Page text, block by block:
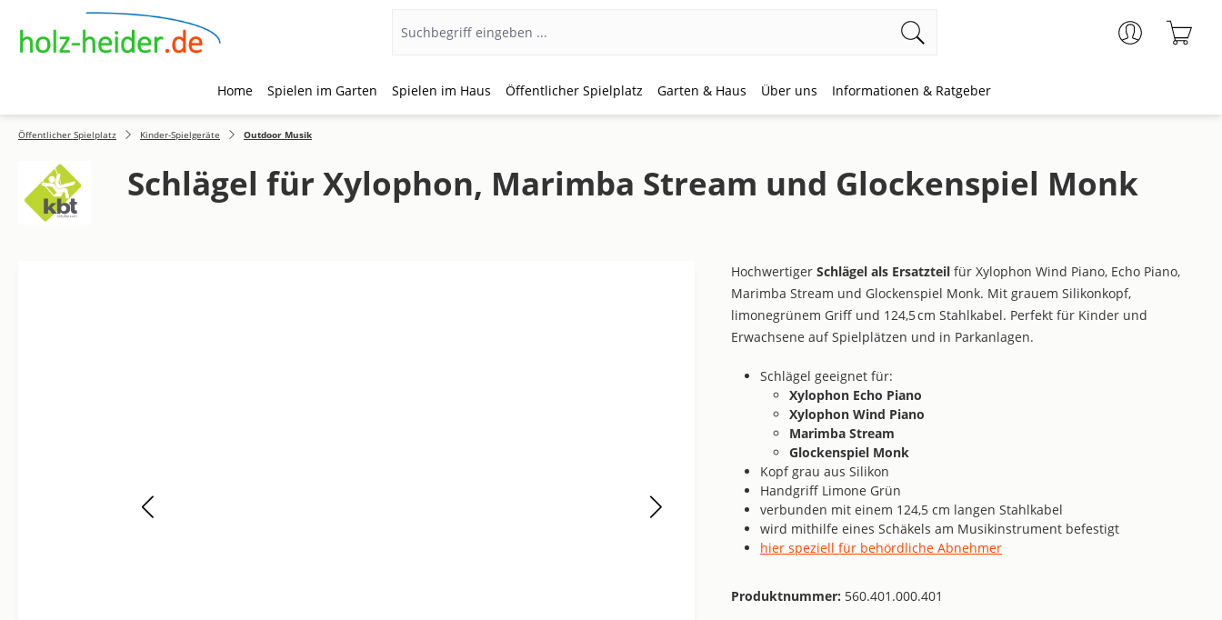
Hauptinhalt springen
Zur Suche springen
Zur Hauptnavigation springen
Home Spielen im Garten Spielen im Haus Öffentlicher Spielplatz Garten & Haus Über uns Informationen & Ratgeber
Öffentlicher Spielplatz Kinder-Spielgeräte Outdoor Musik
Schlägel für Xylophon, Marimba Stream und Glockenspiel Monk
Hochwertiger Schlägel als Ersatzteil für Xylophon Wind Piano, Echo Piano,
Marimba Stream und Glockenspiel Monk. Mit grauem Silikonkopf,
limonegrünem Griff und 124,5 cm Stahlkabel. Perfekt für Kinder und
Erwachsene auf Spielplätzen und in Parkanlagen.
Schlägel geeignet für:
Xylophon Echo Piano
Xylophon Wind Piano
Marimba Stream
Glockenspiel Monk
Kopf grau aus Silikon
Handgriff Limone Grün
verbunden mit einem 124,5 cm langen Stahlkabel
wird mithilfe eines Schäkels am Musikinstrument befestigt
hier speziell für behördliche Abnehmer
Produktnummer: 560.401.000.401